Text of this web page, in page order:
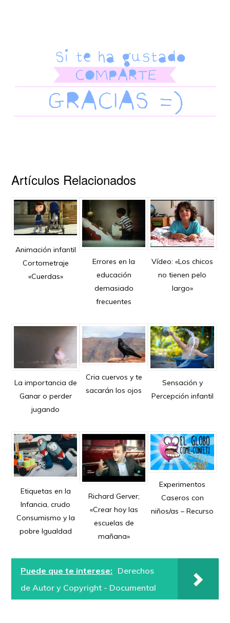
Artículos Relacionados
Animación infantil
Cortometraje
«Cuerdas»
Errores en la
educación
demasiado
frecuentes
Vídeo: «Los chicos
no tienen pelo
largo»
La importancia de
Ganar o perder
jugando
Cria cuervos y te
sacarán los ojos
Sensación y
Percepción infantil
Etiquetas en la
Infancia, crudo
Consumismo y la
pobre Igualdad
Richard Gerver;
«Crear hoy las
escuelas de
mañana»
Experimentos
Caseros con
niños/as – Recurso
Puede que te interese: Derechos
de Autor y Copyright - Documental